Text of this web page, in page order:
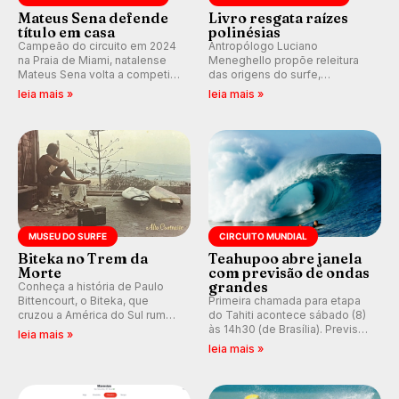
Mateus Sena defende
título em casa
Campeão do circuito em 2024
na Praia de Miami, natalense
Mateus Sena volta a competir
em casa em busca de manter a
hegemonia potiguar em etapa
leia mais »
Livro resgata raízes
polinésias
Antropólogo Luciano
Meneghello propõe releitura
das origens do surfe,
resgatando a cultura polinésia
e questionando a visão
prática em esporte e indústria.
leia mais »
MUSEU DO SURFE
Biteka no Trem da
Morte
Conheça a história de Paulo
Bittencourt, o Biteka, que
cruzou a América do Sul rumo
ao Pacífico em uma jornada
que se tornou um marco de
leia mais »
CIRCUITO MUNDIAL
Teahupoo abre janela
com previsão de ondas
grandes
Primeira chamada para etapa
do Tahiti acontece sábado (8)
às 14h30 (de Brasília). Previsão
indica swell consistente.
Medina embarca para evento e
Kelly Slater convidado.
leia mais »